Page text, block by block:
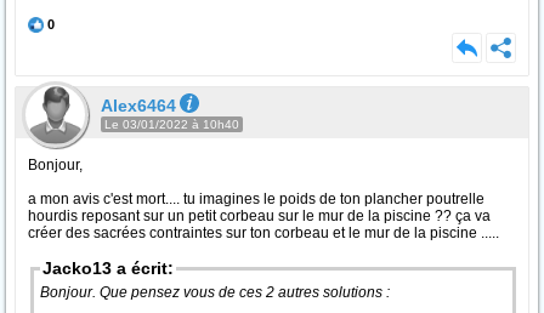
0
Alex6464
Le 03/01/2022 à 10h40
Bonjour,
a mon avis c'est mort.... tu imagines le poids de ton plancher poutrelle
hourdis reposant sur un petit corbeau sur le mur de la piscine ?? ça va
créer des sacrées contraintes sur ton corbeau et le mur de la piscine .....
Jacko13 a écrit:
Bonjour. Que pensez vous de ces 2 autres solutions :